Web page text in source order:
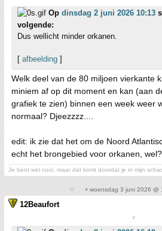
Op dinsdag 2 juni 2026 10:13
volgende:
Dus wellicht minder orkanen.
[ afbeelding ]
Welk deel van de 80 miljoen vierkante
miniem af op dit moment en kan (aan
grafiek te zien) binnen een week weer
normaal? Djeezzzz....
edit: ik zie dat het om de Noord
echt het brongebied voor orkanen, wel?
Je bent wel cool, maar dat komt doordat je in mijn
• woensdag 3 juni 2026 @
12Beaufort
v